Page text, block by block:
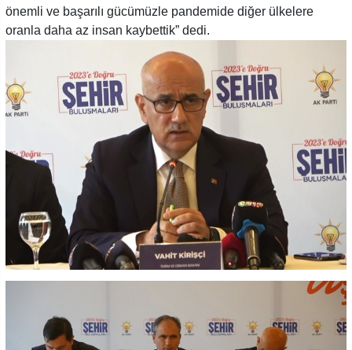
önemli ve başarılı gücümüzle pandemide diğer ülkelere
oranla daha az insan kaybettik” dedi.